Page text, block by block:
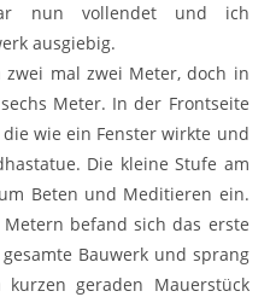
nun vollendet und ich
ausgiebig.
mal zwei Meter, doch in
Meter. In der Frontseite
wie ein Fenster wirkte und
Die kleine Stufe am
Beten und Meditieren ein.
befand sich das erste
Bauwerk und sprang
geraden Mauerstück